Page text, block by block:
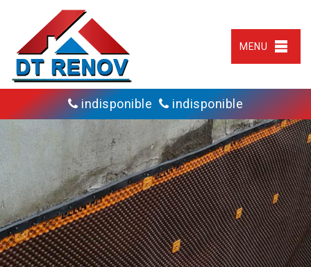
MENU
indisponible indisponible